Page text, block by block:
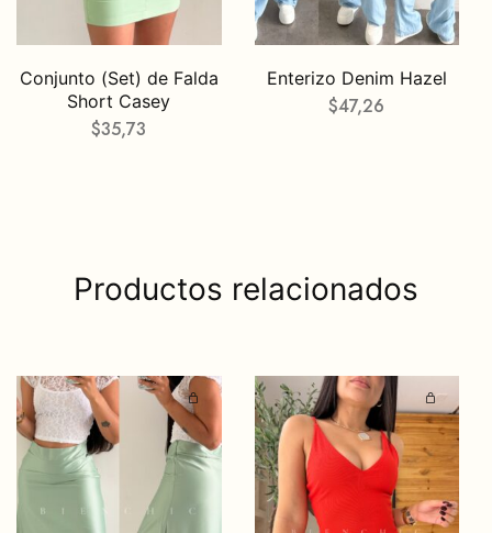
Conjunto (Set) de Falda
Short Casey
$35,73
Enterizo Denim Hazel
$47,26
Productos relacionados